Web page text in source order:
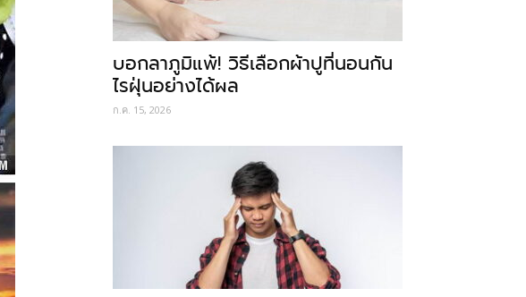
บอกลาภูมิแพ้! วิธีเลือกผ้าปูที่นอนกัน
ไรฝุ่นอย่างได้ผล
ก.ค. 15, 2026